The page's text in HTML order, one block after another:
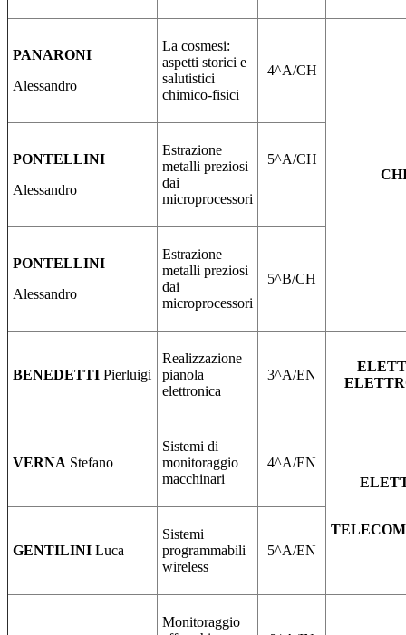
PANARONI
Alessandro
La cosmesi:
aspetti storici e
salutistici
chimico-fisici
4^A/CH
PONTELLINI
Alessandro
Estrazione
metalli preziosi
dai
microprocessori
5^A/CH
PONTELLINI
Alessandro
Estrazione
metalli preziosi
dai
microprocessori
5^B/CH
BENEDETTI Pierluigi
Realizzazione
pianola
elettronica
3^A/EN
VERNA Stefano
Sistemi di
monitoraggio
macchinari
4^A/EN
GENTILINI Luca
Sistemi
programmabili
wireless
5^A/EN
Monitoraggio